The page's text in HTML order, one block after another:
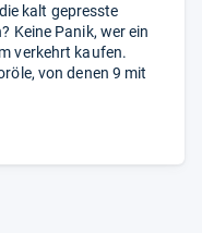
kalt gepresste
Keine Panik, wer ein
verkehrt kaufen.
von denen 9 mit